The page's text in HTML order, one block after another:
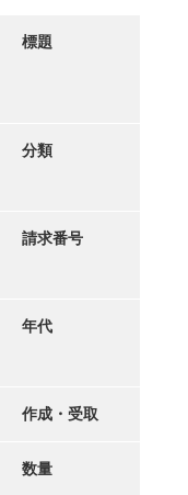
写真・絵はがき
標題
分類
請求番号
年代
作成・受取
数量